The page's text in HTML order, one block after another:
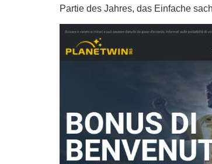
Partie des Jahres, das Einfache